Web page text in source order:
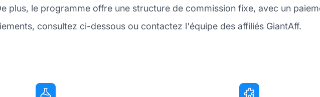
plus, le programme offre une structure de commission fixe, avec un
consultez ci-dessous ou contactez l'équipe des affiliés GiantAff.